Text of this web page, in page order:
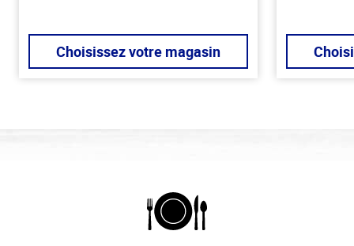
Choisissez votre magasin